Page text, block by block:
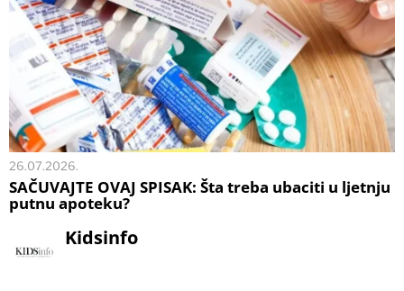
26.07.2026.
SAČUVAJTE OVAJ SPISAK: Šta treba ubaciti u ljetnju
putnu apoteku?
Kidsinfo